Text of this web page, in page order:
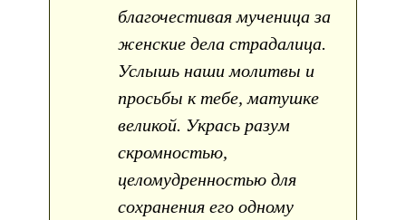
благочестивая мученица за
женские дела страдалица.
Услышь наши молитвы и
просьбы к тебе, матушке
великой. Укрась разум
скромностью,
целомудренностью для
сохранения его одному